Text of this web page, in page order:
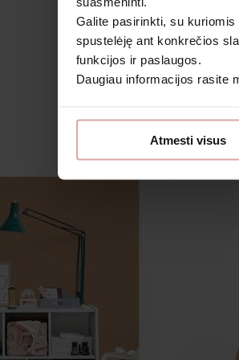
Galite pasirinkti, su
spustelėję ant konkrečios
funkcijos ir paslaugos.
Daugiau informacijos rasite
Atmesti visus
Daugiau